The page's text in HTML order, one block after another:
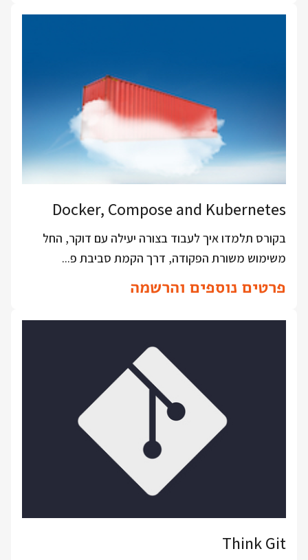
Docker, Compose and Kubernetes
בקורס תלמדו איך לעבוד בצורה יעילה עם דוקר, החל
משימוש משורת הפקודה, דרך הקמת סביבת פ...
פרטים נוספים והרשמה
Think Git